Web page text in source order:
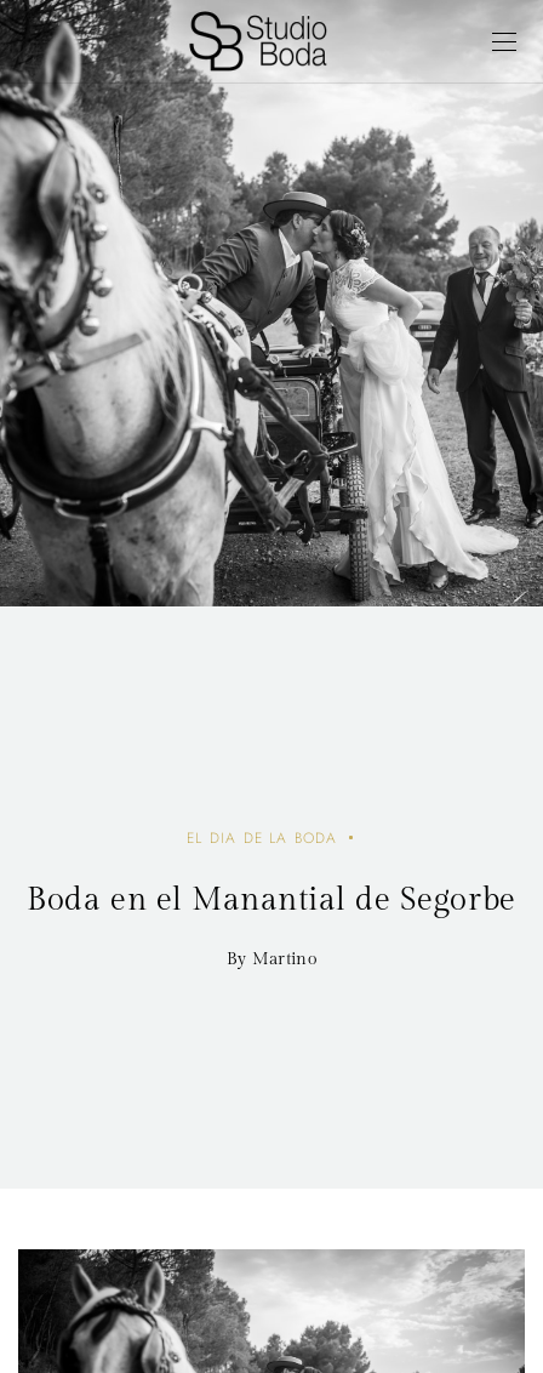
EL DIA DE LA BODA
Boda en el Manantial de Segorbe
By Martino